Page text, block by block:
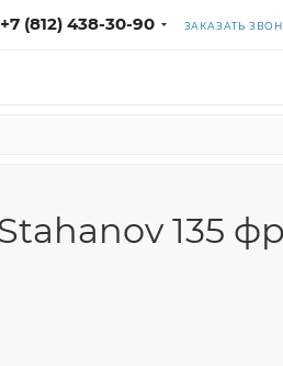
+7 (812) 438-30-90 ЗАКАЗАТЬ
135